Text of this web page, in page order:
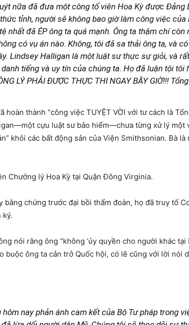
nữa đã đưa một công tố viên Hoa Kỳ được Đảng
tỉnh, người sẽ không bao giờ làm công việc
nhất đã ÉP ông ta quá mạnh. Ông ta thậm chí
có vụ án nào. Không, tôi đã sa thải ông ta, và
Lindsey Halligan là một luật sư thực sự giỏi, và
tiếng và uy tín của chúng ta. Họ đã luận tội tôi
LÝ PHẢI ĐƯỢC THỰC THI NGAY BÂY GIỜ!!!
hoàn thành “công việc TUYỆT VỜI với tư cách là
cựu luật sư bảo hiểm—chưa từng xử lý một
khỏi các bất động sản của Viện Smithsonian. Bà
Chưởng lý Hoa Kỳ tại Quận Đông Virginia.
bằng chứng trước đại bồi thẩm đoàn, họ đã truy tố
ký.
nói rằng ông “không ‘ủy quyền cho người khác
buộc ông ta cản trở Quốc hội, có lẽ cũng với lời nói
nay phản ánh cam kết của Bộ Tư pháp trong